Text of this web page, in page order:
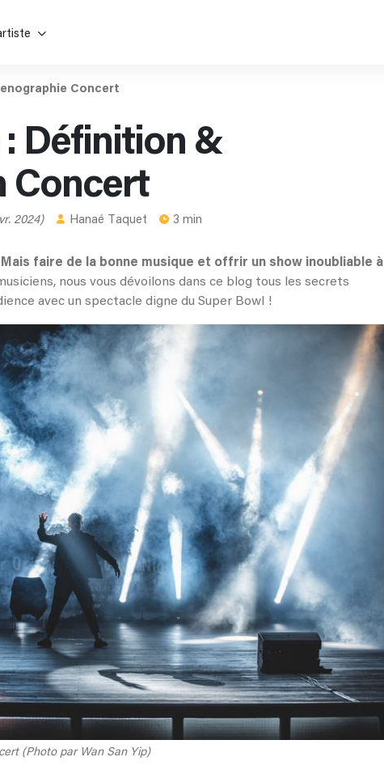
Concert
Définition &
Concert
2024) Hanaé Taquet 3 min
Mais faire de la bonne musique et offrir un show inoubliable à
nous vous dévoilons dans ce blog tous les secrets
avec un spectacle digne du Super Bowl !
(Photo par Wan San Yip)